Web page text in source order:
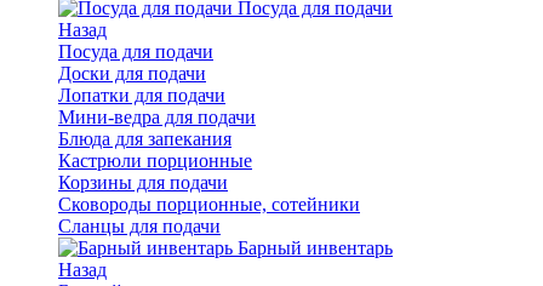
Посуда для подачи
Назад
Посуда для подачи
Доски для подачи
Лопатки для подачи
Мини-ведра для подачи
Блюда для запекания
Кастрюли порционные
Корзины для подачи
Сковороды порционные, сотейники
Сланцы для подачи
Барный инвентарь
Назад